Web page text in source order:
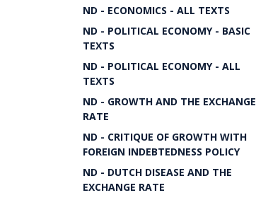
ND - ECONOMICS - ALL TEXTS
ND - POLITICAL ECONOMY - BASIC
TEXTS
ND - POLITICAL ECONOMY - ALL
TEXTS
ND - GROWTH AND THE EXCHANGE
RATE
ND - CRITIQUE OF GROWTH WITH
FOREIGN INDEBTEDNESS POLICY
ND - DUTCH DISEASE AND THE
EXCHANGE RATE